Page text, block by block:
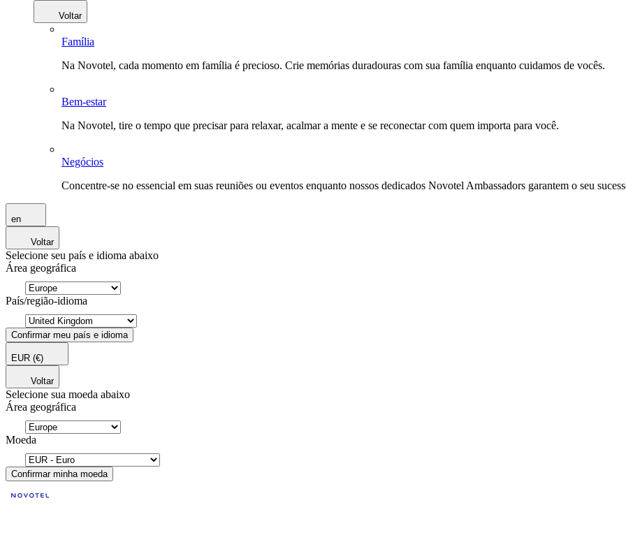
Voltar
Família
Na Novotel, cada momento em família é precioso. Crie memórias duradouras com sua família enquanto cuidamos de vocês.
Bem-estar
Na Novotel, tire o tempo que precisar para relaxar, acalmar a mente e se reconectar com quem importa para você.
Negócios
Concentre-se no essencial em suas reuniões ou eventos enquanto nossos dedicados Novotel Ambassadors garantem o seu
en
Voltar
Selecione seu país e idioma abaixo
Área geográfica
País/região-idioma
Confirmar meu país e idioma
EUR (€)
Voltar
Selecione sua moeda abaixo
Área geográfica
Moeda
Confirmar minha moeda